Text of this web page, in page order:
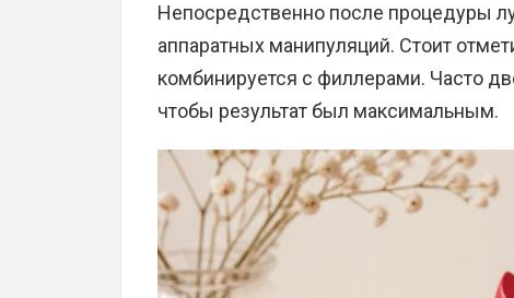
Непосредственно после процедуры
аппаратных манипуляций. Стоит
комбинируется с филлерами. Часто
чтобы результат был максимальным.